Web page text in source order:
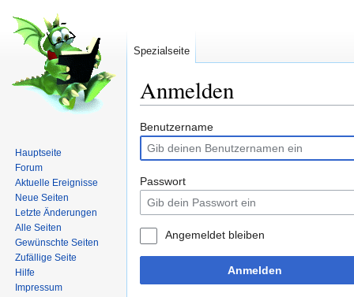
Anmelden
Benutzername
Passwort
Angemeldet bleiben
Anmelden
Spezialseite
Hauptseite
Forum
Aktuelle Ereignisse
Neue Seiten
Letzte Änderungen
Alle Seiten
Gewünschte Seiten
Zufällige Seite
Hilfe
Impressum